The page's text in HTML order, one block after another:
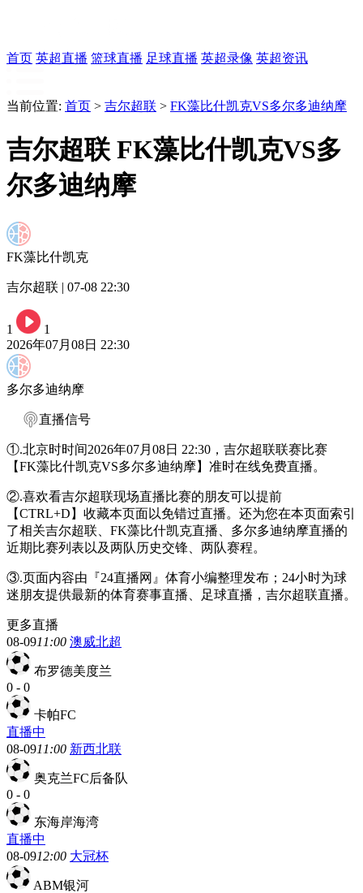
首页 英超直播 篮球直播 足球直播 英超录像 英超资讯
当前位置: 首页 > 吉尔超联 > FK藻比什凯克VS多尔多迪纳摩
吉尔超联 FK藻比什凯克VS多
尔多迪纳摩
FK藻比什凯克
吉尔超联 | 07-08 22:30
1
1
2026年07月08日 22:30
多尔多迪纳摩
直播信号
①.北京时时间2026年07月08日 22:30，吉尔超联联赛比赛
【FK藻比什凯克VS多尔多迪纳摩】准时在线免费直播。
②.喜欢看吉尔超联现场直播比赛的朋友可以提前
【CTRL+D】收藏本页面以免错过直播。还为您在本页面索引
了相关吉尔超联、FK藻比什凯克直播、多尔多迪纳摩直播的
近期比赛列表以及两队历史交锋、两队赛程。
③.页面内容由『24直播网』体育小编整理发布；24小时为球
迷朋友提供最新的体育赛事直播、足球直播，吉尔超联直播。
更多直播
08-0911:00 澳威北超
布罗德美度兰
0 - 0
卡帕FC
直播中
08-0911:00 新西北联
奥克兰FC后备队
0 - 0
东海岸海湾
直播中
08-0912:00 大冠杯
ABM银河